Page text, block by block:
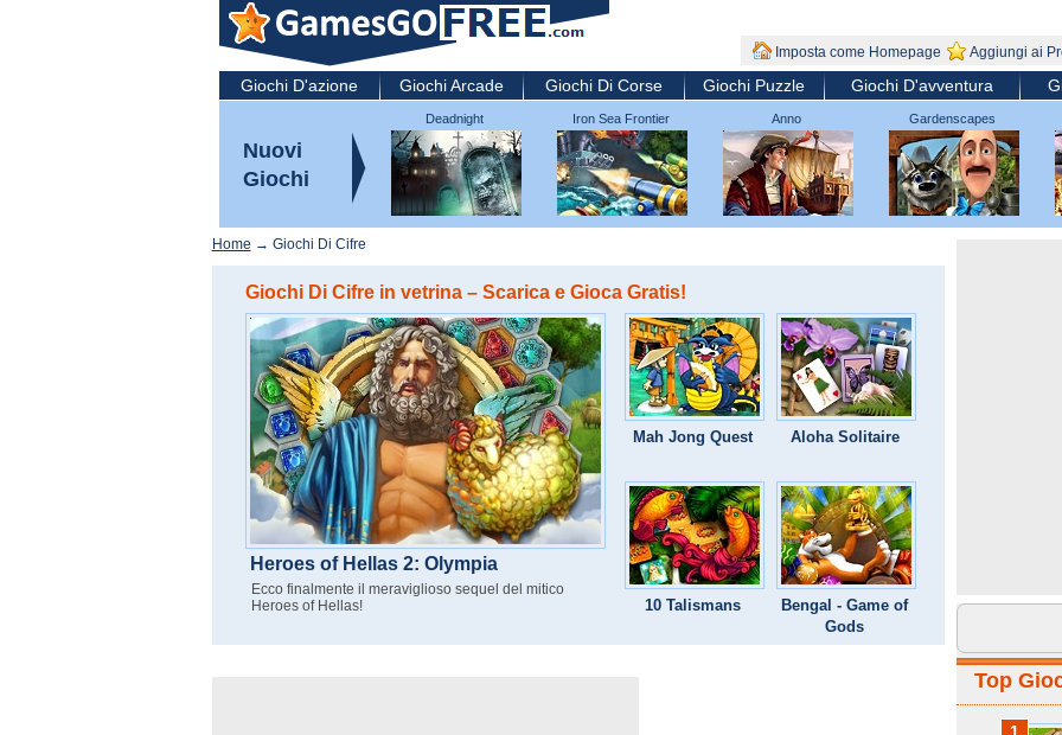
Imposta come Homepage Aggiungi ai
Giochi D'azione Giochi Arcade Giochi Di Corse Giochi Puzzle Giochi D'avventura
Nuovi
Giochi
Deadnight
Iron Sea Frontier
Defenders
Anno Gardenscapes
Home → Giochi Di Cifre
Giochi Di Cifre in vetrina – Scarica e Gioca Gratis!
Heroes of Hellas 2: Olympia
Ecco finalmente il meraviglioso sequel del mitico
Heroes of Hellas!
Mah Jong Quest Aloha Solitaire
10 Talismans
Bengal - Game of
Gods
Top